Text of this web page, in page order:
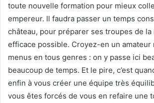
toute nouvelle formation pour mieux
empereur. Il faudra passer un temps
château, pour préparer ses troupes de la
efficace possible. Croyez-en un amateur
menus en tous genres : on y passe ici
beaucoup de temps. Et le pire, c’est
enfin à vous créer une équipe très
vous êtes forcés de vous en refaire une